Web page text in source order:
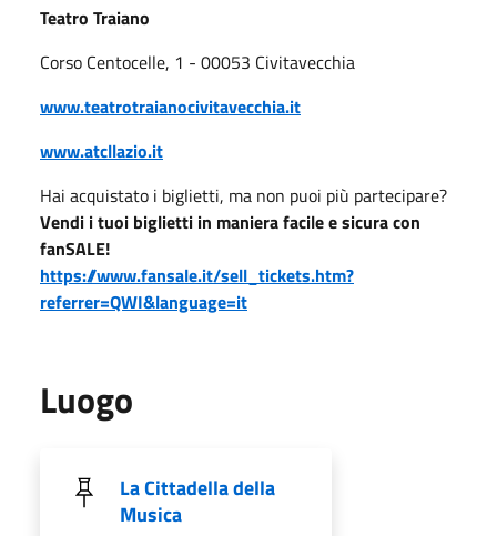
Teatro Traiano
Corso Centocelle, 1 - 00053 Civitavecchia
www.teatrotraianocivitavecchia.it
www.atcllazio.it
Hai acquistato i biglietti, ma non puoi più partecipare?
Vendi i tuoi biglietti in maniera facile e sicura con
fanSALE!
https://www.fansale.it/sell_tickets.htm?
referrer=QWI&language=it
Luogo
La Cittadella della
Musica